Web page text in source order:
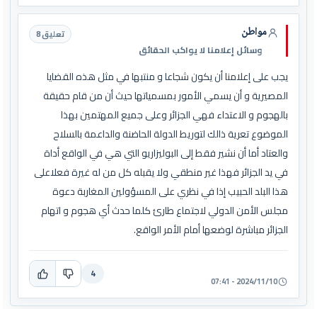
مواطن
وسائل إعلامنا لا يواكب الحقائق
تعليق 8
يجب على إعلامنا أن يكون شجاعا و منتبها في مثل هذه القضايا
المصيرية و أن يسمي الأمور بمسمياتها حيث أن من قام حقيقة
بالهجوم و الاعتداء فهي الجزائر وعلى جميع المهتمين بهذا
الموضوع تعرية ذالك لتوريط الدولة الحاضنة والداعمة بالسلاح
والعتاد أما أن نشير فقط إلى البوليزاريو التي هي في الواقع أداة
في يد الجزائر فهذا غير منطقي ولا يقبله كل من له غيرة فعلاعلى
هذا البلد الحبيب إذا في نظري على المسؤولين المغاربة دعوة
مجلس الأمن الدولي لاجتماع طارئ كلما حدث أي هجوم و اتهام
الجزائر مباشرة لوضعها أمام الأمر الواقع.
2024/11/10 - 07:41
4